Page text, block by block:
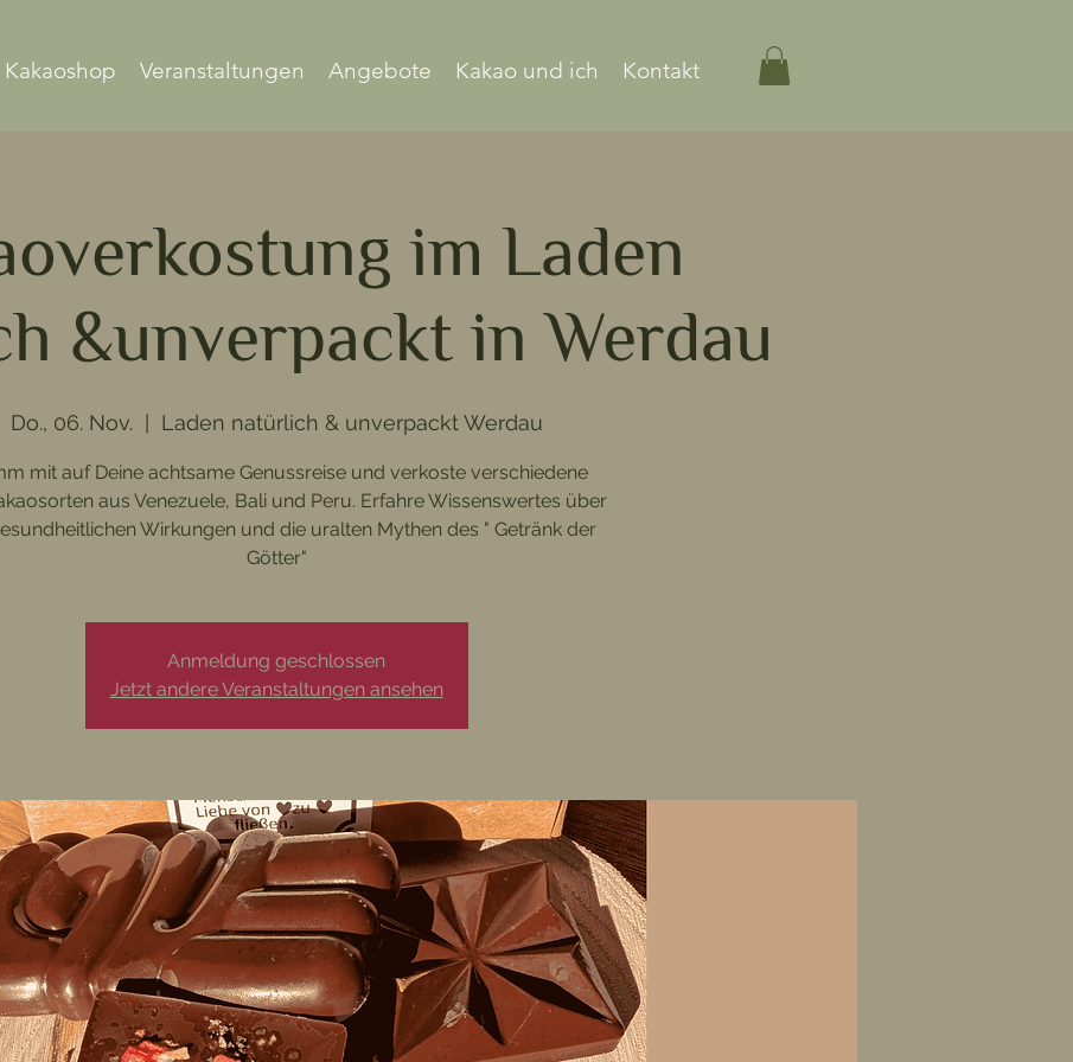
Kakaoshop Veranstaltungen Angebote Kakao und ich Kontakt
im Laden
&unverpackt in Werdau
Do., 06. Nov.
  |
Laden natürlich & unverpackt Werdau
mit auf Deine achtsame Genussreise und verkoste verschiedene
aus Venezuele, Bali und Peru. Erfahre Wissenswertes über
Wirkungen und die uralten Mythen des " Getränk der
Götter"
Anmeldung geschlossen
Jetzt andere Veranstaltungen ansehen